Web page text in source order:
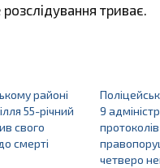
триває.
районі
55-річний
свого
смерті
9
четверо